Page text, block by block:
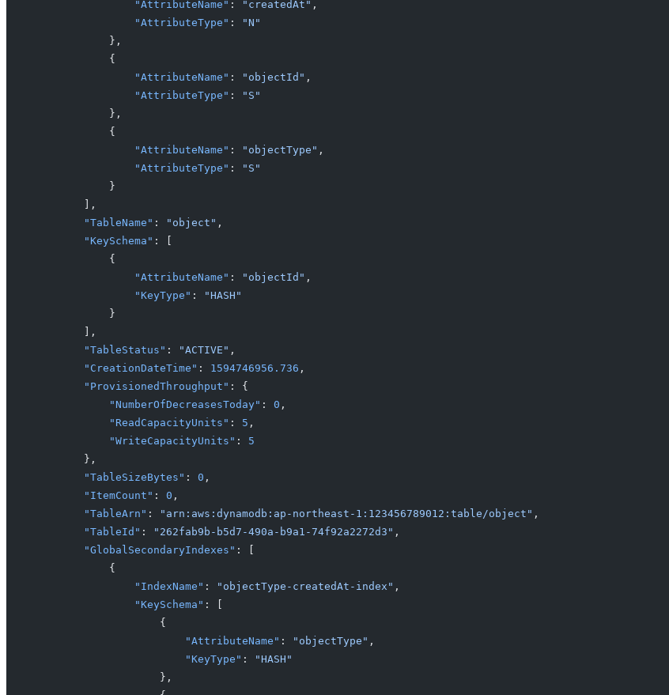
                "AttributeName"
: "createdAt" ,
                "AttributeType"
:
"N"
            },
            {
                "AttributeName"
: "objectId" ,
                "AttributeType"
:
"S"
            },
            {
                "AttributeName"
: "objectType" ,
                "AttributeType"
:
"S"
            }
        ],
        "TableName"
: "object" ,
        "KeySchema"
: [
            {
                "AttributeName"
: "objectId" ,
                "KeyType"
:
"HASH"
            }
        ],
        "TableStatus"
: "ACTIVE" ,
        "CreationDateTime"
: 1594746956.736 ,
        "ProvisionedThroughput"
: {
            "NumberOfDecreasesToday"
: 0 ,
            "ReadCapacityUnits"
: 5 ,
            "WriteCapacityUnits"
: 5
        },
        "TableSizeBytes"
: 0 ,
        "ItemCount"
: 0 ,
        "TableArn"
: "arn:aws:dynamodb:ap-northeast-1:123456789012:table/object" ,
        "TableId"
: "262fab9b-b5d7-490a-b9a1-74f92a2272d3" ,
        "GlobalSecondaryIndexes"
: [
            {
                "IndexName"
: "objectType-createdAt-index" ,
                "KeySchema"
: [
                    {
                        "AttributeName"
: "objectType" ,
                        "KeyType"
:
"HASH"
                    },